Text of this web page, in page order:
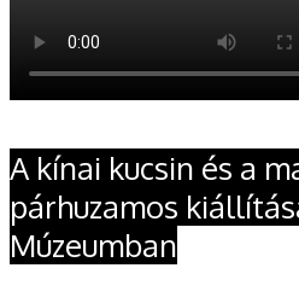
A kínai kucsin és a
párhuzamos
Múzeumban